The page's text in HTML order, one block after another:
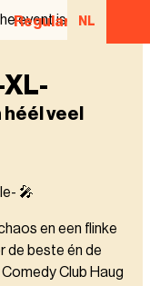
Regular NL
event is in Dutch.
XL-
héél veel
🎤
en een flinke
de beste én de
Club Haug